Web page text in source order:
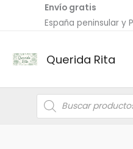
Envío gratis
España peninsular y
Querida Rita
Búsqueda
de
productos